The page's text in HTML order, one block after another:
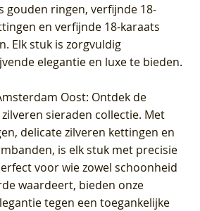
gouden ringen, verfijnde 18-
en verfijnde 18-karaats
Elk stuk is zorgvuldig
elegantie en luxe te bieden.
Oost: Ontdek de
sieraden collectie. Met
delicate zilveren kettingen en
is elk stuk met precisie
voor wie zowel schoonheid
waardeert, bieden onze
tegen een toegankelijke